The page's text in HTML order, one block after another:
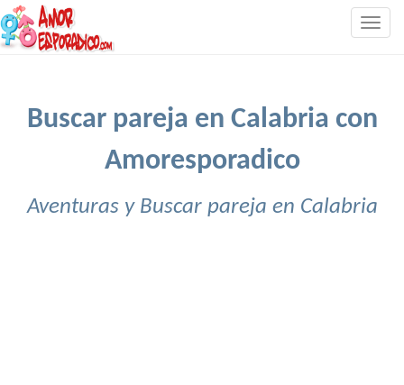
Buscar pareja en Calabria con
Amoresporadico
Aventuras y Buscar pareja en Calabria